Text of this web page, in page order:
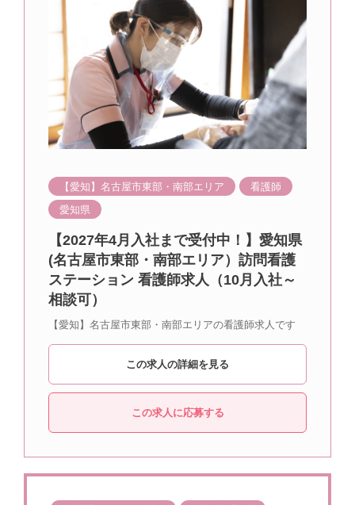
【愛知】名古屋市東部・南部エリア
看護師
愛知県
【2027年4月入社まで受付中！】愛知県
(名古屋市東部・南部エリア）訪問看護
ステーション 看護師求人（10月入社～
相談可）
【愛知】名古屋市東部・南部エリアの看護師求人です
この求人の詳細を見る
この求人に応募する